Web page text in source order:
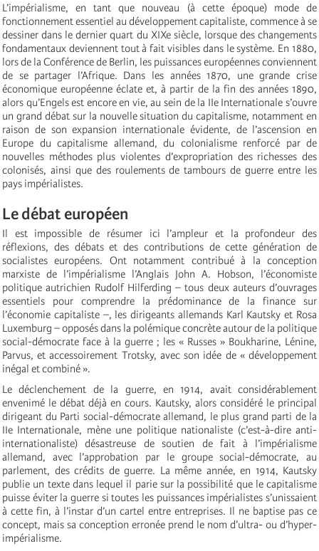
L’impérialisme, en tant que nouveau (à cette époque) mode de
fonctionnement essentiel au développement capitaliste, commence à se
dessiner dans le dernier quart du XIXe siècle, lorsque des changements
fondamentaux deviennent tout à fait visibles dans le système. En 1880,
lors de la Conférence de Berlin, les puissances européennes conviennent
de se partager l’Afrique. Dans les années 1870, une grande crise
économique européenne éclate et, à partir de la fin des années 1890,
alors qu’Engels est encore en vie, au sein de la IIe Internationale s’ouvre
un grand débat sur la nouvelle situation du capitalisme, notamment en
raison de son expansion internationale évidente, de l’ascension en
Europe du capitalisme allemand, du colonialisme renforcé par de
nouvelles méthodes plus violentes d’expropriation des richesses des
colonisés, ainsi que des roulements de tambours de guerre entre les
pays impérialistes.
Le débat européen
Il est impossible de résumer ici l’ampleur et la profondeur des
réflexions, des débats et des contributions de cette génération de
socialistes européens. Ont notamment contribué à la conception
marxiste de l’impérialisme l’Anglais John A. Hobson, l’économiste
politique autrichien Rudolf Hilferding – tous deux auteurs d’ouvrages
essentiels pour comprendre la prédominance de la finance sur
l’économie capitaliste –, les dirigeants allemands Karl Kautsky et Rosa
Luxemburg – opposés dans la polémique concrète autour de la politique
social-démocrate face à la guerre ; les « Russes » Boukharine, Lénine,
Parvus, et accessoirement Trotsky, avec son idée de « développement
inégal et combiné ».
Le déclenchement de la guerre, en 1914, avait considérablement
envenimé le débat déjà en cours. Kautsky, alors considéré le principal
dirigeant du Parti social-démocrate allemand, le plus grand parti de la
IIe Internationale, mène une politique nationaliste (c’est-à-dire anti-
internationaliste) désastreuse de soutien de fait à l’impérialisme
allemand, avec l’approbation par le groupe social-démocrate, au
parlement, des crédits de guerre. La même année, en 1914, Kautsky
publie un texte dans lequel il parie sur la possibilité que le capitalisme
puisse éviter la guerre si toutes les puissances impérialistes s’unissaient
à cette fin, à l’instar d’un cartel entre entreprises. Il ne baptise pas ce
concept, mais sa conception erronée prend le nom d’ultra- ou d’hyper-
impérialisme.